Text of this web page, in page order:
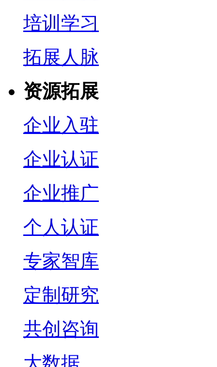
培训学习
拓展人脉
资源拓展
企业入驻
企业认证
企业推广
个人认证
专家智库
定制研究
共创咨询
大数据